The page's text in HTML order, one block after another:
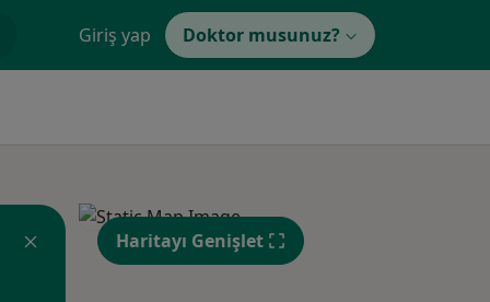
Giriş yap Doktor musunuz?
Haritayı Genişlet